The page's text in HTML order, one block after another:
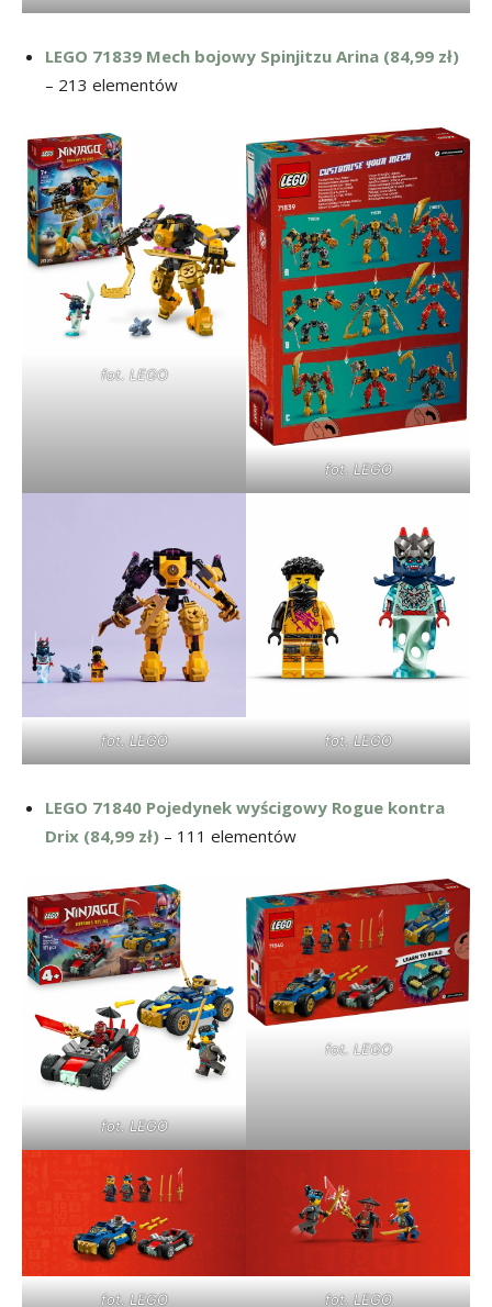
LEGO 71839 Mech bojowy Spinjitzu Arina (84,99 zł)
– 213 elementów
fot. LEGO
fot. LEGO
fot. LEGO fot. LEGO
LEGO 71840 Pojedynek wyścigowy Rogue kontra
Drix (84,99 zł) – 111 elementów
fot. LEGO
fot. LEGO
fot. LEGO fot. LEGO